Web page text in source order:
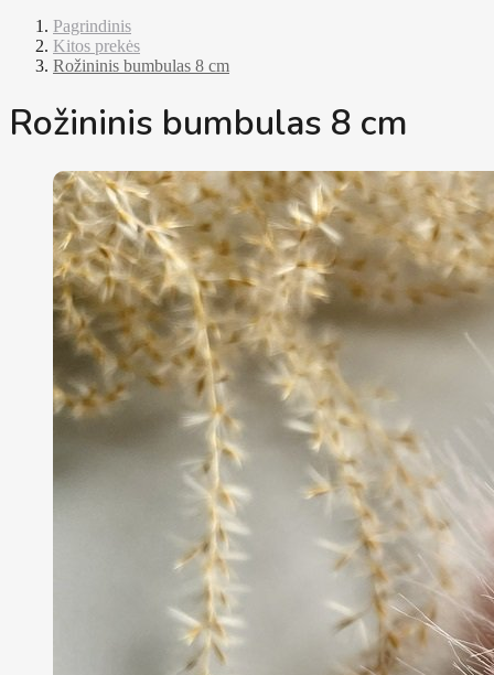
Pagrindinis
Kitos prekės
Rožininis bumbulas 8 cm
Rožininis bumbulas 8 cm